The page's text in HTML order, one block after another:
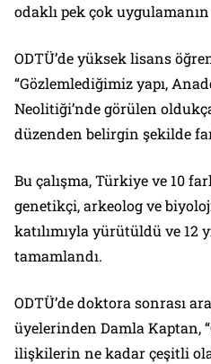
odaklı pek çok
ODTÜ’de yüksek lisans
“Gözlemlediğimiz yapı,
Neolitiği’nde görülen
düzenden belirgin şekilde
Bu çalışma, Türkiye ve 10
genetikçi, arkeolog ve
katılımıyla yürütüldü ve 12
tamamlandı.
ODTÜ’de doktora sonrası
üyelerinden Damla Kaptan,
ilişkilerin ne kadar çeşitli